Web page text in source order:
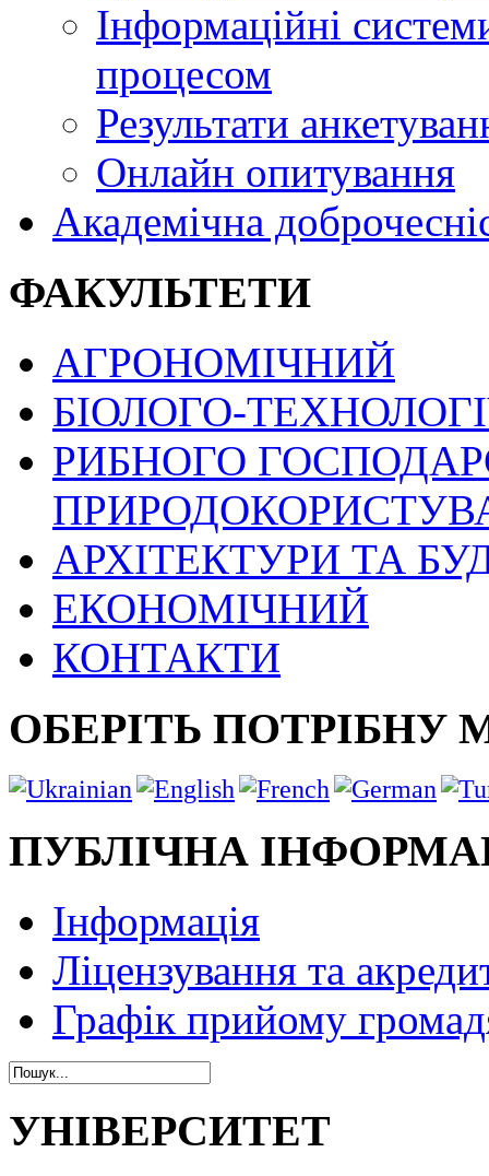
Інформаційні
процесом
Результати
Онлайн опитування
Академічна
ФАКУЛЬТЕТИ
АГРОНОМІЧНИЙ
БІОЛОГО-
РИБНОГО
АРХІТЕКТУРИ ТА
ЕКОНОМІЧНИЙ
КОНТАКТИ
ОБЕРІТЬ ПОТРІБНУ
ПУБЛІЧНА
Інформація
Ліцензування та
Графік прийому
УНІВЕРСИТЕТ